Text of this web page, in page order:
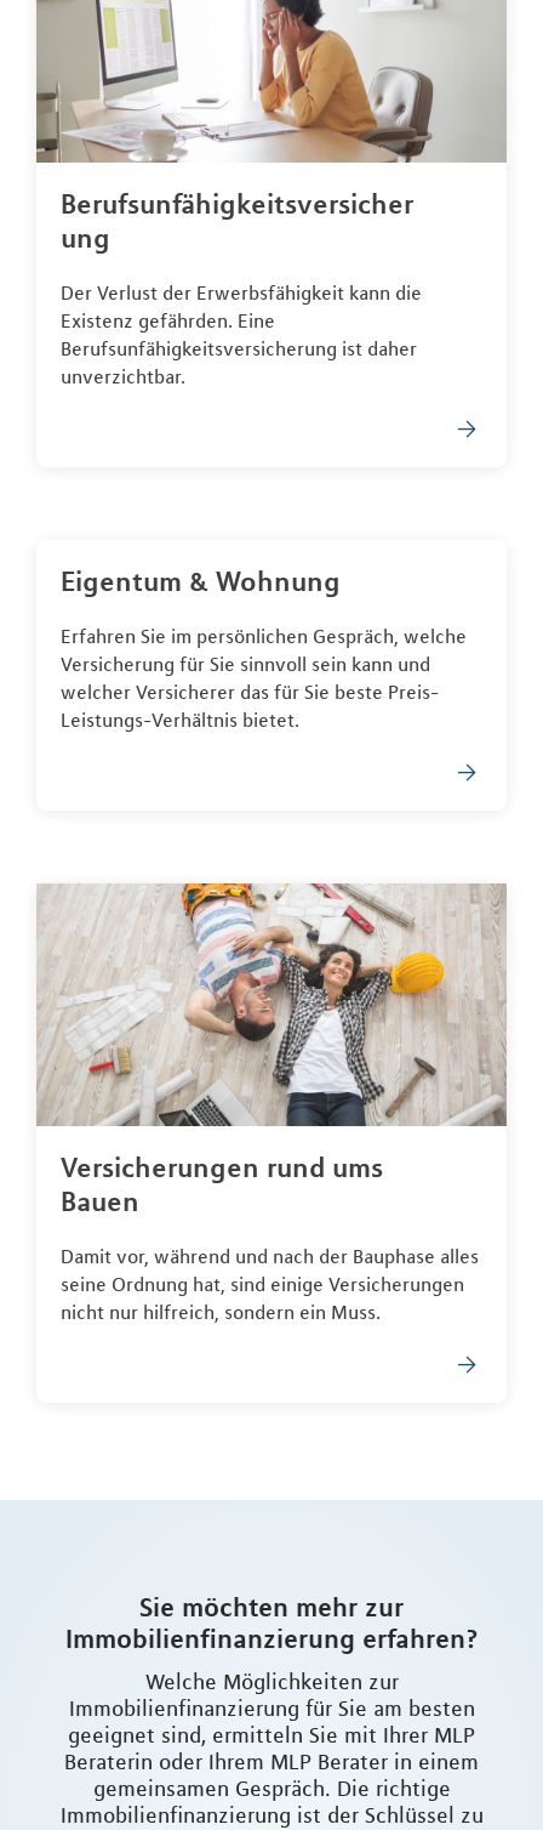
Berufsunfähigkeitsversicher
ung
Der Verlust der Erwerbsfähigkeit kann die
Existenz gefährden. Eine
Berufsunfähigkeitsversicherung ist daher
unverzichtbar.
Eigentum & Wohnung
Erfahren Sie im persönlichen Gespräch, welche
Versicherung für Sie sinnvoll sein kann und
welcher Versicherer das für Sie beste Preis-
Leistungs-Verhältnis bietet.
Versicherungen rund ums
Bauen
Damit vor, während und nach der Bauphase alles
seine Ordnung hat, sind einige Versicherungen
nicht nur hilfreich, sondern ein Muss.
Sie möchten mehr zur
Immobilienfinanzierung erfahren?
Welche Möglichkeiten zur
Immobilienfinanzierung für Sie am besten
geeignet sind, ermitteln Sie mit Ihrer MLP
Beraterin oder Ihrem MLP Berater in einem
gemeinsamen Gespräch. Die richtige
Immobilienfinanzierung ist der Schlüssel zu